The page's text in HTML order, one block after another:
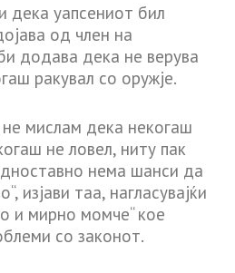
дека уапсениот бил
од член на
додава дека не верува
ракувал со оружје.
мислам дека некогаш
не ловел, ниту пак
нема шанси да
изјави таа, нагласувајќи
и мирно момче“ кое
со законот.